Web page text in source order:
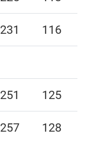
231 116
251 125
257 128